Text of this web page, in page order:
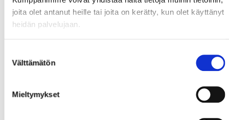
joita olet antanut heille tai joita on kerätty, kun olet käyttänyt
heidän palvelujaan.
valinta
Välttämätön
Mieltymykset